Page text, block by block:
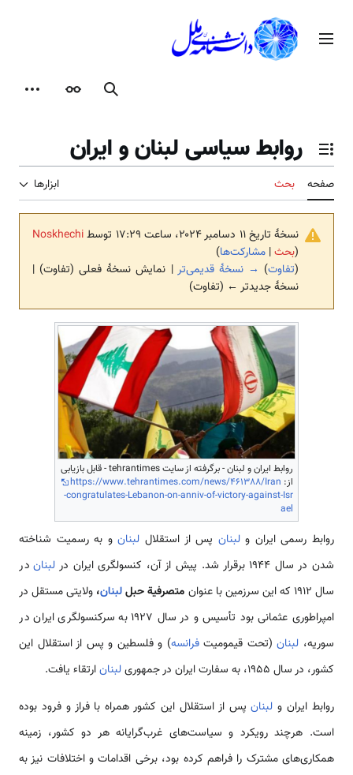
محتوامنوی اصلی
جستجوظاهر
تغییر وضعیت فهرست محتویات
روابط سیاسی لبنان و ایران
صفحه بحث ابزارها
نسخهٔ تاریخ ‏۱۱ دسامبر ۲۰۲۴، ساعت ۱۷:۲۹ توسط
Noskhechi
(بحث| مشارکت‌ها)
(تفاوت) → نسخهٔ قدیمی‌تر | نمایش نسخهٔ فعلی (تفاوت) |
نسخهٔ جدیدتر ← (تفاوت)
روابط ایران و لبنان - برگرفته از سایت tehrantimes - قابل بازیابی
از: https://www.tehrantimes.com/news/461388/Iran
-congratulates-Lebanon-on-anniv-of-victory-against-Isr
ael
روابط رسمی‌ ایران ولبنان پس از استقلال لبنانو به رسمیت شناخته
شدن در سال 1944 برقرار شد. پیش از آن، کنسولگری ایران در
لبنان در
سال 1912 که این سرزمین با عنوان
متصرفیة حبللبنان، ولایتی مستقل در
امپراطوری عثمانی بود تأسیس و در سال 1927 به سرکنسولگری ایران در
سوریه، لبنان(تحت قیمومیتفرانسه) و فلسطین و پس از استقلال این
کشور، در سال 1955، به سفارت ایران در جمهوری
لبنانارتقاء یافت.
روابط ایران و لبنانپس از استقلال این کشور همراه با فراز و فرود بوده‌
است. هرچند رویکرد و سیاست‌های غرب‌گرایانه هر دو کشور، زمینه
همکاری‌های مشترک را فراهم کرده بود، برخی اقدامات و اختلافات نیز به